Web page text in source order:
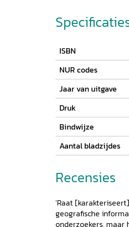
and use of opium.
take us from the
there to the
ISBN
NUR codes
Jaar van uitgave
Druk
Bindwijze
Aantal bladzijdes
Recensies
'Raat
geografische
onderzoekers, maar